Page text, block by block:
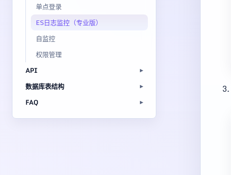
单点登录
ES日志监控（专业版）
自监控
权限管理
API
数据库表结构
FAQ